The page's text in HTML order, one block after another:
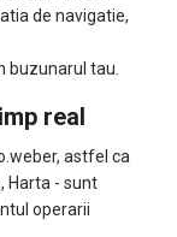
de navigatie,
buzunarul tau.
real
astfel ca
Harta - sunt
operarii